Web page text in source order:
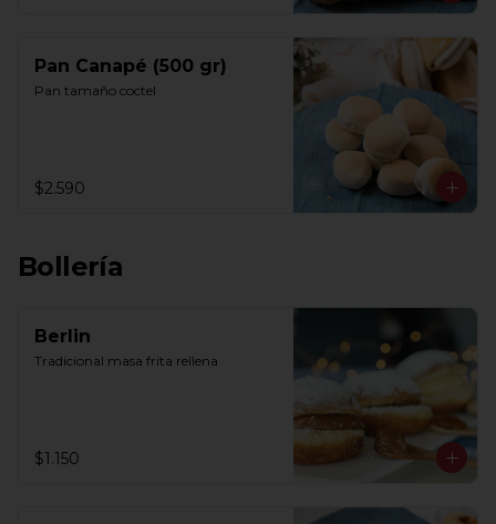
Pan Canapé (500 gr)
Pan tamaño coctel
$2.590
Bollería
Berlin
Tradicional masa frita rellena
$1.150